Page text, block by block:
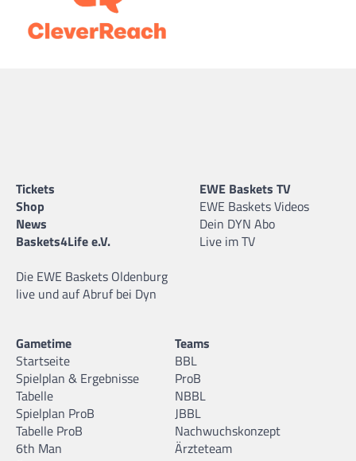
Tickets
Shop
News
Baskets4Life e.V.
Die EWE Baskets Oldenburg
live und auf Abruf bei Dyn
EWE Baskets TV
EWE Baskets Videos
Dein DYN Abo
Live im TV
Gametime
Startseite
Spielplan & Ergebnisse
Tabelle
Spielplan ProB
Tabelle ProB
6th Man
Teams
BBL
ProB
NBBL
JBBL
Nachwuchskonzept
Ärzteteam